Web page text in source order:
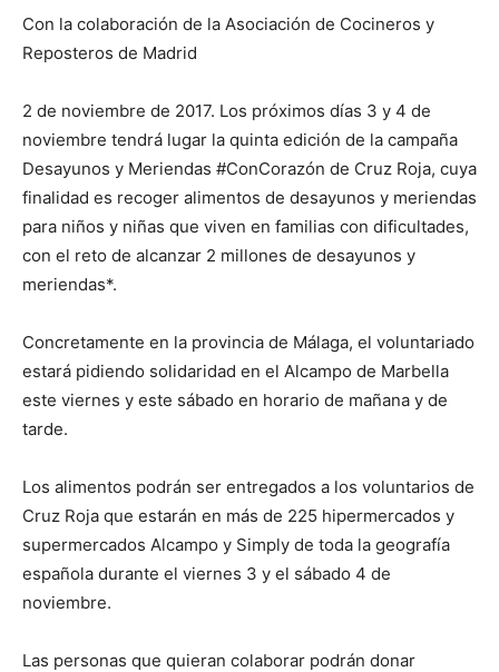
Con la colaboración de la Asociación de Cocineros y
Reposteros de Madrid
2 de noviembre de 2017. Los próximos días 3 y 4 de
noviembre tendrá lugar la quinta edición de la campaña
Desayunos y Meriendas #ConCorazón de Cruz Roja, cuya
finalidad es recoger alimentos de desayunos y meriendas
para niños y niñas que viven en familias con dificultades,
con el reto de alcanzar 2 millones de desayunos y
meriendas*.
Concretamente en la provincia de Málaga, el voluntariado
estará pidiendo solidaridad en el Alcampo de Marbella
este viernes y este sábado en horario de mañana y de
tarde.
Los alimentos podrán ser entregados a los voluntarios de
Cruz Roja que estarán en más de 225 hipermercados y
supermercados Alcampo y Simply de toda la geografía
española durante el viernes 3 y el sábado 4 de
noviembre.
Las personas que quieran colaborar podrán donar